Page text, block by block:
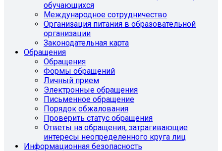
обучающихся
Международное сотрудничество
Организация питания в образовательной
организации
Законодательная карта
Обращения
Обращения
Формы обращений
Личный прием
Электронные обращения
Письменное обращение
Порядок обжалования
Проверить статус обращения
Ответы на обращения, затрагивающие
интересы неопределенного круга лиц
Информационная безопасность